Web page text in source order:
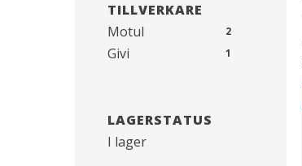
TILLVERKARE
Motul
2
Givi 1
LAGERSTATUS
I lager